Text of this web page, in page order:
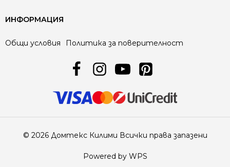
ИНФОРМАЦИЯ
Общи условия Политика за поверителност
© 2026 Домтекс Килими Всички права запазени
Powered by WPS